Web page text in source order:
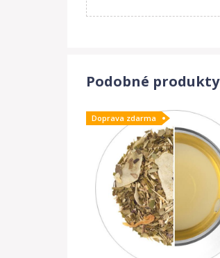
Podobné produkty
Doprava zdarma